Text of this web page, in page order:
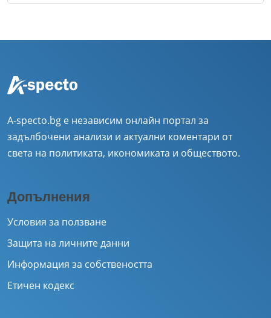
A-specto.bg е независим онлайн портал за
задълбочени анализи и актуални коментари от
света на политиката, икономиката и обществото.
Допълнения
Условия за ползване
Защита на личните данни
Информация за собствеността
Етичен кодекс